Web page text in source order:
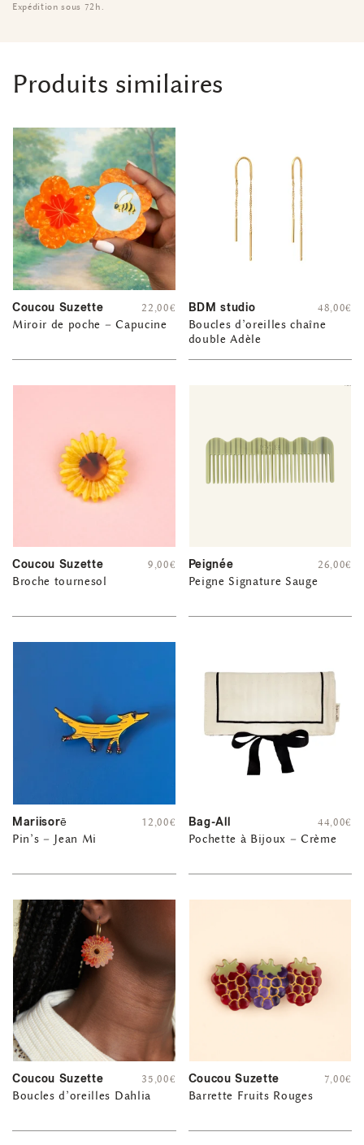
Expédition sous 72h.
Produits similaires
Coucou Suzette
Miroir de poche – Capucine
22,00€ BDM studio
Boucles d’oreilles chaîne
double Adèle
48,00€
Coucou Suzette
Broche tournesol
9,00€ Peignée
Peigne Signature Sauge
26,00€
Mariisorē
Pin’s – Jean Mi
12,00€ Bag-All
Pochette à Bijoux – Crème
44,00€
Coucou Suzette
Boucles d’oreilles Dahlia
35,00€ Coucou Suzette
Barrette Fruits Rouges
7,00€